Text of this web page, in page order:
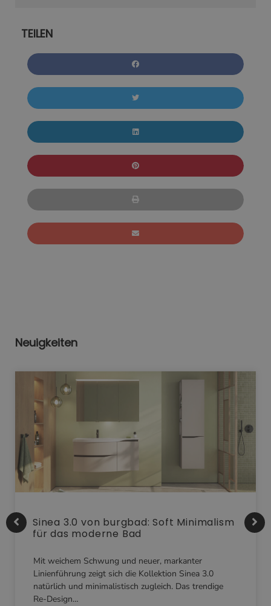
TEILEN
Neuigkeiten
Sinea 3.0 von burgbad: Soft Minimalism
für das moderne Bad
Mit weichem Schwung und neuer, markanter
Linienführung zeigt sich die Kollektion Sinea 3.0
natürlich und minimalistisch zugleich. Das trendige
Re-Design…